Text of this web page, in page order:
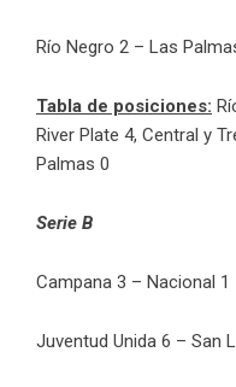
Río Negro 2 – Las
Tabla de posiciones:
River Plate 4, Central y
Palmas 0
Serie B
Campana 3 – Nacional 1
Juventud Unida 6 – San